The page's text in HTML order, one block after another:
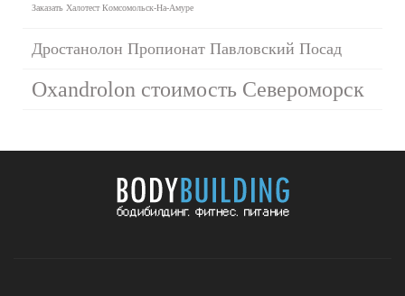
Заказать Халотест Комсомольск-На-Амуре
Дростанолон Пропионат Павловский Посад
Oxandrolon стоимость Североморск